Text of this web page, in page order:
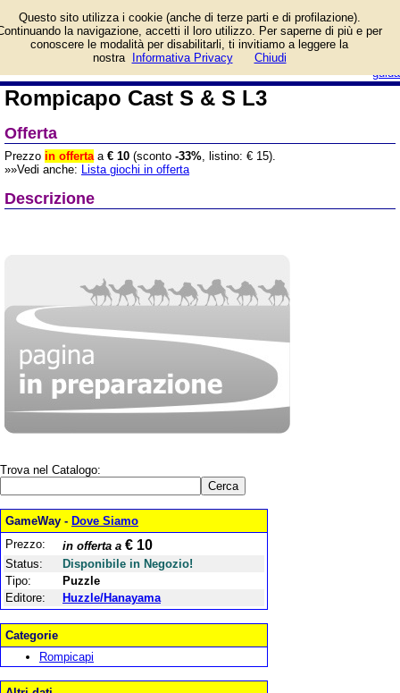
guida
Rompicapo Cast S & S L3
e prezzo di vendita.
Prodotto da Huzzle/Hanayama
Rompicapo Cast S & S L3
Offerta
Prezzo in offertaa € 10 (sconto -33%, listino: € 15).
»»Vedi anche: Lista giochi in offerta
Descrizione
Trova nel Catalogo:
GameWay - Dove Siamo
Prezzo:
in offerta a € 10
Status:
Disponibile in Negozio!
Tipo:
Puzzle
Editore:
Huzzle/Hanayama
Categorie
Rompicapi
Questo sito utilizza i cookie (anche di terze parti e di profilazione).
la navigazione, accetti il loro utilizzo. Per saperne di più e per
conoscere le modalità per disabilitarli, ti invitiamo a leggere la
nostra
Informativa Privacy Chiudi